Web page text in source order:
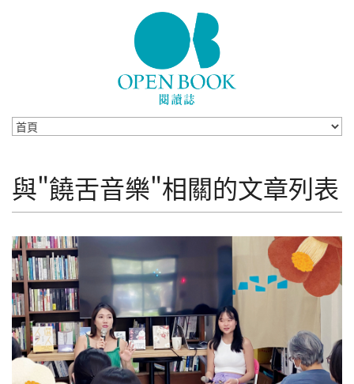
與"饒舌音樂"相關的文章列表